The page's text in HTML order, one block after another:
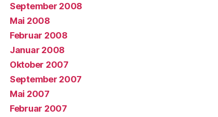
September 2008
Mai 2008
Februar 2008
Januar 2008
Oktober 2007
September 2007
Mai 2007
Februar 2007